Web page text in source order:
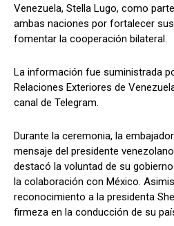
Venezuela, Stella Lugo, como
ambas naciones por fortalecer
fomentar la cooperación bilateral.
La información fue suministrada
Relaciones Exteriores de
canal de Telegram.
Durante la ceremonia, la
mensaje del presidente
destacó la voluntad de su
la colaboración con México.
reconocimiento a la presidenta
firmeza en la conducción de su